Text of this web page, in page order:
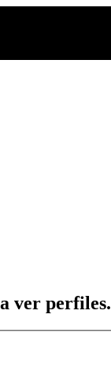
ver perfiles.